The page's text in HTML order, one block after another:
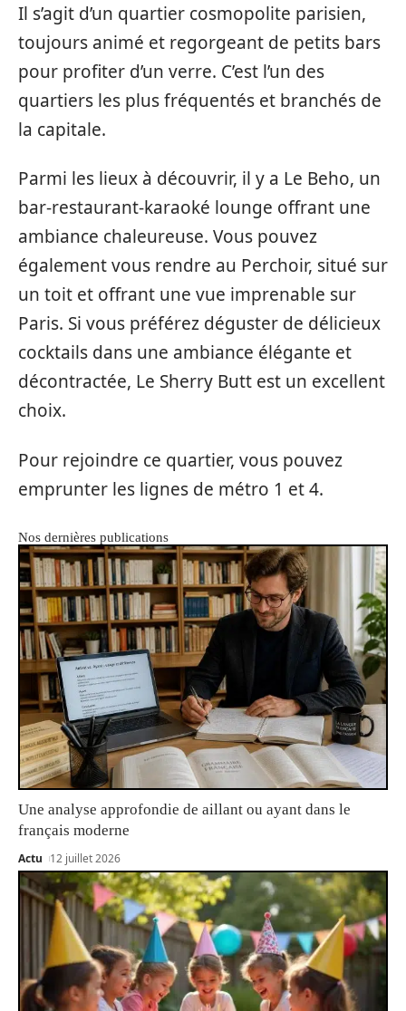
Il s’agit d’un quartier cosmopolite parisien,
toujours animé et regorgeant de petits bars
pour profiter d’un verre. C’est l’un des
quartiers les plus fréquentés et branchés de
la capitale.
Parmi les lieux à découvrir, il y a Le Beho, un
bar-restaurant-karaoké lounge offrant une
ambiance chaleureuse. Vous pouvez
également vous rendre au Perchoir, situé sur
un toit et offrant une vue imprenable sur
Paris. Si vous préférez déguster de délicieux
cocktails dans une ambiance élégante et
décontractée, Le Sherry Butt est un excellent
choix.
Pour rejoindre ce quartier, vous pouvez
emprunter les lignes de métro 1 et 4.
Nos dernières publications
Une analyse approfondie de aillant ou ayant dans le
français moderne
Actu 12 juillet 2026